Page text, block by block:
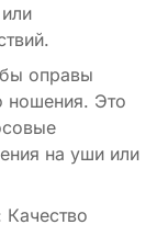
оправы
ношения. Это
на уши или